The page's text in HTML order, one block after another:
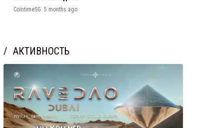
CointimeSG· 5 months ago
АКТИВНОСТЬ